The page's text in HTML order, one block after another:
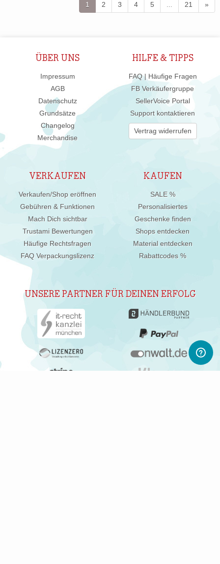
1 2 3 4 5 21 »
ÜBER UNS
Impressum
AGB
Datenschutz
Grundsätze
Changelog
Merchandise
HILFE & TIPPS
FAQ | Häufige Fragen
FB Verkäufergruppe
SellerVoice Portal
Support kontaktieren
Vertrag widerrufen
VERKAUFEN
Verkaufen/Shop eröffnen
Gebühren & Funktionen
Mach Dich sichtbar
Trustami Bewertungen
Häufige Rechtsfragen
FAQ Verpackungslizenz
KAUFEN
SALE %
Personalisiertes
Geschenke finden
Shops entdecken
Material entdecken
Rabattcodes %
UNSERE PARTNER FÜR DEINEN ERFOLG